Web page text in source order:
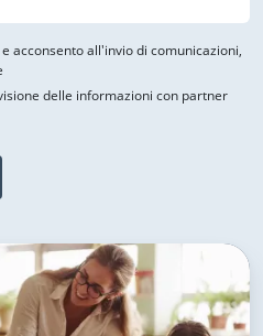
e acconsento all'invio di comunicazioni,
delle informazioni con partner